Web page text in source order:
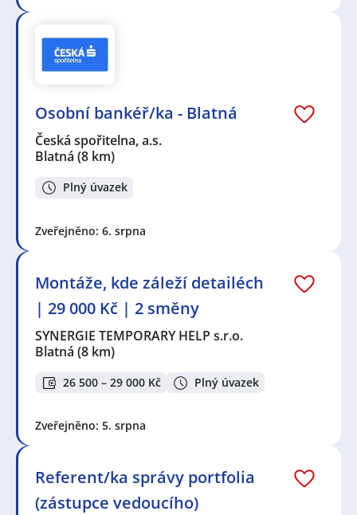
Osobní bankéř/ka - Blatná
Česká spořitelna, a.s.
Blatná (8 km)
Plný úvazek
Zveřejněno: 6. srpna
Montáže, kde záleží detailéch
| 29 000 Kč | 2 směny
SYNERGIE TEMPORARY HELP s.r.o.
Blatná (8 km)
26 500 – 29 000 Kč Plný úvazek
Zveřejněno: 5. srpna
Referent/ka správy portfolia
(zástupce vedoucího)